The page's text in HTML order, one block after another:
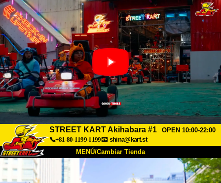
STREET KART Akihabara #1
OPEN 10:00-22:00
📞+81-80-1199-1199📧 shina@kart.st
MENÚ/Cambiar Tienda